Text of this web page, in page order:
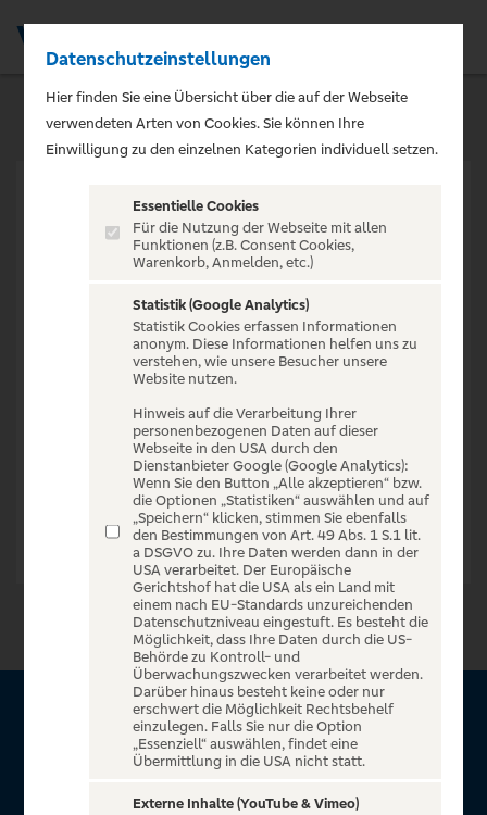
VERANSTALTUNG NICHT
GEFUNDEN
Zur Startseite
Über VR Entertain
für alle Kunden der Volksbanken Raiffeisenbanken. Auf
Datenschutzeinstellungen
Hier finden Sie eine Übersicht über die auf der Webseite
verwendeten Arten von Cookies. Sie können Ihre
Einwilligung zu den einzelnen Kategorien individuell setzen.
Essentielle Cookies
Für die Nutzung der Webseite mit allen
Funktionen (z.B. Consent Cookies,
Warenkorb, Anmelden, etc.)
Statistik (Google Analytics)
Statistik Cookies erfassen Informationen
anonym. Diese Informationen helfen uns zu
verstehen, wie unsere Besucher unsere
Website nutzen.
Hinweis auf die Verarbeitung Ihrer
personenbezogenen Daten auf dieser
Webseite in den USA durch den
Dienstanbieter Google (Google Analytics):
Wenn Sie den Button „Alle akzeptieren“ bzw.
die Optionen „Statistiken“ auswählen und auf
„Speichern“ klicken, stimmen Sie ebenfalls
den Bestimmungen von Art. 49 Abs. 1 S.1 lit.
a DSGVO zu. Ihre Daten werden dann in der
USA verarbeitet. Der Europäische
Gerichtshof hat die USA als ein Land mit
einem nach EU-Standards unzureichenden
Datenschutzniveau eingestuft. Es besteht die
Möglichkeit, dass Ihre Daten durch die US-
Behörde zu Kontroll- und
Überwachungszwecken verarbeitet werden.
Darüber hinaus besteht keine oder nur
erschwert die Möglichkeit Rechtsbehelf
einzulegen. Falls Sie nur die Option
„Essenziell“ auswählen, findet eine
Übermittlung in die USA nicht statt.
Externe Inhalte (YouTube & Vimeo)